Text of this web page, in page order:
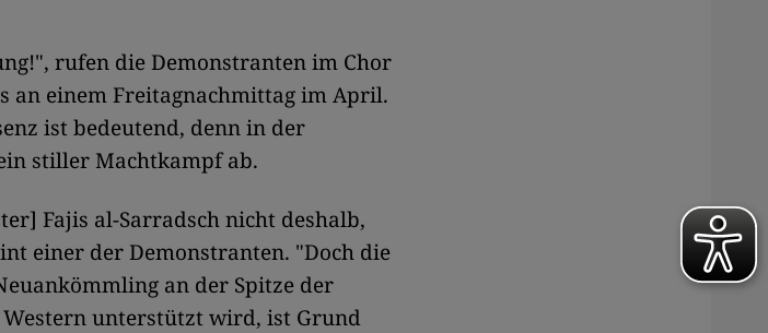
rufen die Demonstranten im Chor
einem Freitagnachmittag im April.
ist bedeutend, denn in der
stiller Machtkampf ab.
Fajis al-Sarradsch nicht deshalb,
einer der Demonstranten. "Doch die
an der Spitze der
unterstützt wird, ist Grund